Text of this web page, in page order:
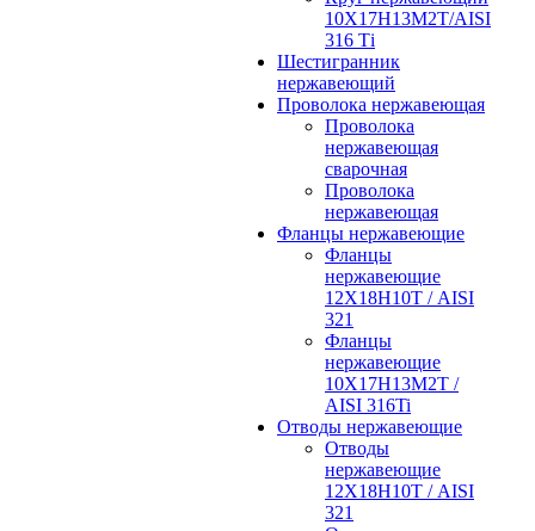
10Х17Н13М2Т/AISI
316 Тi
Шестигранник
нержавеющий
Проволока нержавеющая
Проволока
нержавеющая
сварочная
Проволока
нержавеющая
Фланцы нержавеющие
Фланцы
нержавеющие
12Х18Н10Т / AISI
321
Фланцы
нержавеющие
10Х17Н13М2Т /
AISI 316Ti
Отводы нержавеющие
Отводы
нержавеющие
12Х18Н10Т / AISI
321